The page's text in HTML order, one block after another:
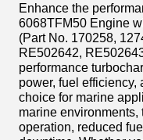
Enhance the
6068TFM50 Engine
(Part No. 170258,
RE502642,
performance
power, fuel
choice for marine
marine
operation, reduced